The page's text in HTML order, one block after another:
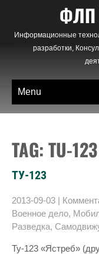
content
ФЛП
Информационные
разработки,
Menu
TAG: TU-123
ТУ-123
2013-09-03 |
Военное дело,
Разведка,
Ту-123 «Ястреб»